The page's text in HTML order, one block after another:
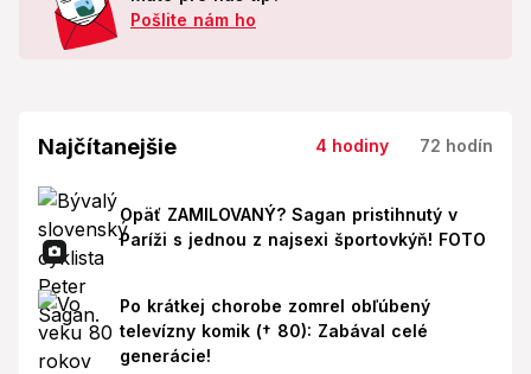
Pošlite nám ho
Najčítanejšie 4 hodiny 72 hodín
Opäť ZAMILOVANÝ? Sagan pristihnutý v
Paríži s jednou z najsexi športovkýň! FOTO
Po krátkej chorobe zomrel obľúbený
televízny komik († 80): Zabával celé
generácie!